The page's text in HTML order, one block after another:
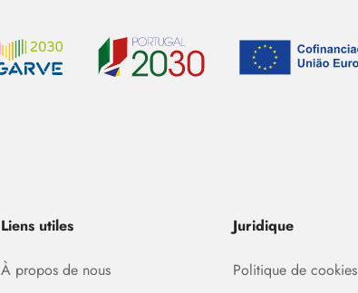
Liens utiles
À propos de nous
Juridique
Politique de cookies